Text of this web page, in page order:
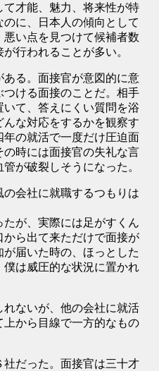
才能、魅力、将来性が特
に、日本人の傾向として
い点を見つけて候補者数
行われることが多い。
る。面接官が意図的に意
ける面接のことだ。相手
て、答えにくい質問を浴
な対応をするかを観察す
の就活で一度だけ圧迫面
時には面接官の失礼な言
が破裂しそうになった。
会社に就職するつもりは
が、実際には足がすくん
ら出て来ただけで面接が
届いた時の、ほっとした
は威圧的な状況に置かれ
ないが、他の会社に就活
から目線で一方的なもの
だった。面接官は三十才